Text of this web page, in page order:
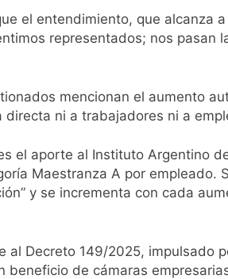
El temporal se despide del
1 Día Atrás
Renunció el subsecretario de
Candela Arizaga confirmó
1 Día Atrás
La Libertad Avanza consiguió
2 Días Atrás
La Diócesis de Quilmes
el entendimiento, que alcanza
representados; nos pasan
mencionan el aumento
directa ni a trabajadores ni a
el aporte al Instituto Argentino
Maestranza A por empleado.
y se incrementa con cada
al Decreto 149/2025, impulsado
beneficio de cámaras